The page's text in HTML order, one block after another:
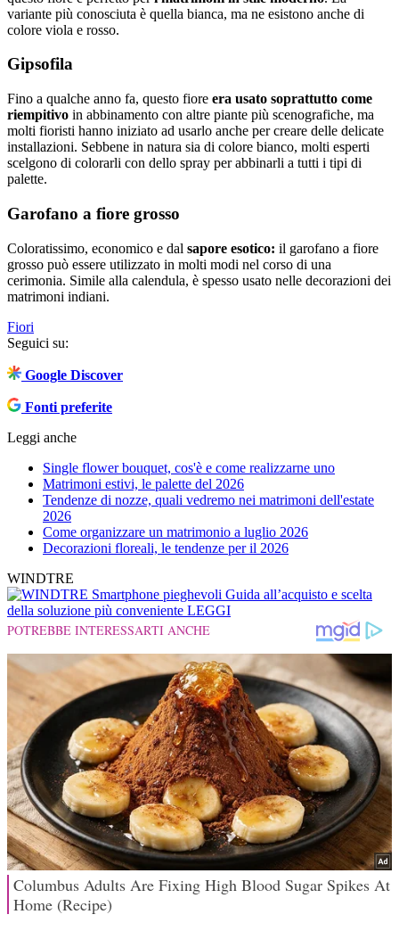
variante più conosciuta è quella bianca, ma ne esistono anche di
colore viola e rosso.
Gipsofila
Fino a qualche anno fa, questo fiore era usato soprattutto come
riempitivo in abbinamento con altre piante più scenografiche, ma
molti fioristi hanno iniziato ad usarlo anche per creare delle delicate
installazioni. Sebbene in natura sia di colore bianco, molti esperti
scelgono di colorarli con dello spray per abbinarli a tutti i tipi di
palette.
Garofano a fiore grosso
Coloratissimo, economico e dal sapore esotico: il garofano a fiore
grosso può essere utilizzato in molti modi nel corso di una
cerimonia. Simile alla calendula, è spesso usato nelle decorazioni dei
matrimoni indiani.
Fiori
Seguici su:
Google Discover
Fonti preferite
Leggi anche
Single flower bouquet, cos'è e come realizzarne uno
Matrimoni estivi, le palette del 2026
Tendenze di nozze, quali vedremo nei matrimoni dell'estate
2026
Come organizzare un matrimonio a luglio 2026
Decorazioni floreali, le tendenze per il 2026
WINDTRE
Smartphone pieghevoli Guida all’acquisto e scelta
della soluzione più conveniente LEGGI